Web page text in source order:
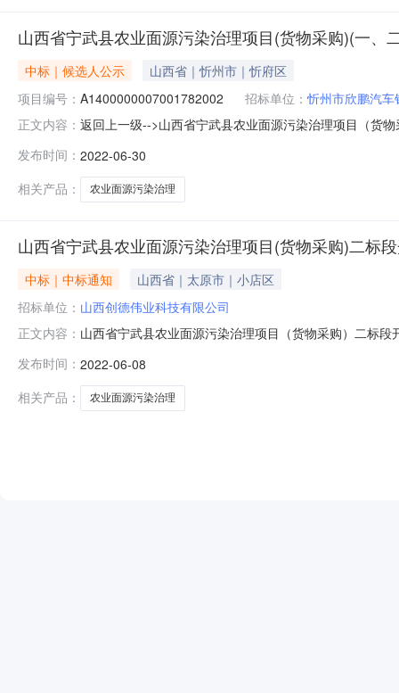
山西省宁武县农业面源污染治理项目(货物采购)(一、
中标｜候选人公示
山西省｜忻州市｜忻府区
项目编号： A1400000007001782002 招标单位： 忻州市欣鹏汽
正文内容： 返回上一级-->山西省宁武县农业面源污染治理项目（货
染治理项目（货物采购）(招标项目编号
发布时间： 2022-06-30
相关产品：
农业面源污染治理
山西省宁武县农业面源污染治理项目(货物采购)二标
中标｜中标通知
山西省｜太原市｜小店区
招标单位： 山西创德伟业科技有限公司
正文内容： 山西省宁武县农业面源污染治理项目（货物采购）二标
责人:樊军义;报价\/费率:元\/%;工期:日历天;质量要求:;保
发布时间： 2022-06-08
相关产品：
农业面源污染治理